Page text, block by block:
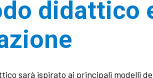
didattico
sarà ispirato ai principali modelli